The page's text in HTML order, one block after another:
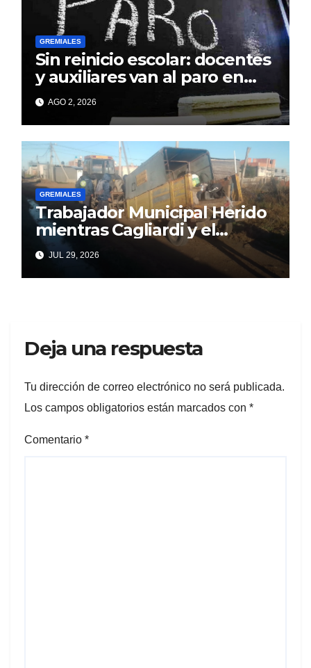
GREMIALES
Sin reinicio escolar: docentes
y auxiliares van al paro en
todo el país
AGO 2, 2026
GREMIALES
Trabajador Municipal Herido
mientras Cagliardi y el
Sindicato hacen la suya
JUL 29, 2026
Deja una respuesta
Tu dirección de correo electrónico no será publicada.
Los campos obligatorios están marcados con *
Comentario *